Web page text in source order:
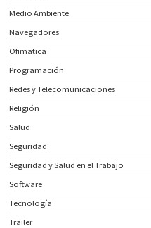
Medio Ambiente
Navegadores
Ofimatica
Programación
Redes y Telecomunicaciones
Religión
Salud
Seguridad
Seguridad y Salud en el Trabajo
Software
Tecnología
Trailer